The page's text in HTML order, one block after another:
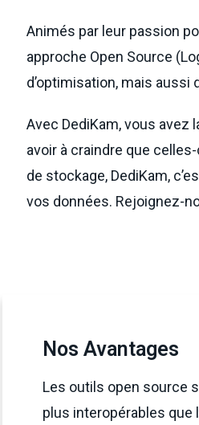
Animés par leur passion
approche Open Source
d’optimisation, mais
Avec DediKam, vous avez
avoir à craindre que
de stockage, DediKam,
vos données. Rejoignez-
Nos Avantages
Les outils open source
plus interopérables que